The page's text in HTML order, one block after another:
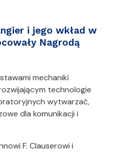
Nagrodą
mechaniki
technologie
wytwarzać,
dla komunikacji i
F. Clauserowi i